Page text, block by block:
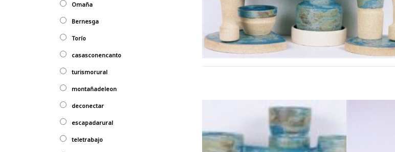
Omaña
Bernesga
Torío
casasconencanto
turismorural
montañadeleon
deconectar
escapadarural
teletrabajo